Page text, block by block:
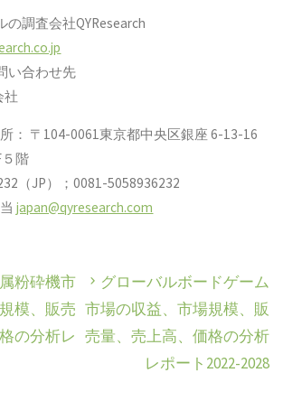
調査会社QYResearch
い合わせ先
社
： 〒104-0061東京都中央区銀座 6-13-16
５階
（JP）；0081-5058936232
japan@qyresearch.com
粉砕機市
模、販売
の分析レ
グローバルボードゲーム
市場の収益、市場規模、販
売量、売上高、価格の分析
レポート2022-2028